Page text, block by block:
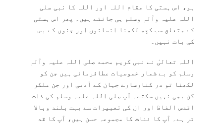
ہو، اس ہستی کا مقام اللہ اور اللہ کا نبی صلی
اللہ علیہ وآلہٖ وسلم ہی جانتے ہیں۔ پھر اس ہستی
کے متعلق سب کچھ لکھنا انسانوں اور جنوں کے بس
کی بات نہیں۔
اللہ تعالیٰ نے نبی کریم محمد صلی اللہ علیہ وآلہٖ
وسلم کو بے شمار خصوصیات عطافرمائی ہیں جن کو
لکھنا تو در کنارسارے جہان کے آدمی اور جن ملکر
گن بھی نہیں سکتے۔ آپ صلی اللہ علیہ وسلم کی ذات
اقدس الفاظ اور ان کی تعبیرات سے بہت بلند وبالا
تر ہے۔ آپ کا ئنات کا مجموعہ حسن ہیں، آپ کا قد